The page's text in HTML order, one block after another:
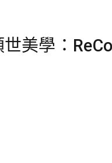
美學：